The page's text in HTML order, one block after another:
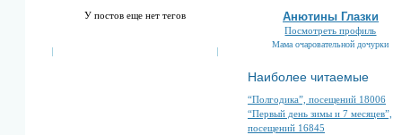
У постов еще нет тегов Анютины Глазки
Посмотреть профиль
Мама очаровательной дочурки
Наиболее читаемые
“Полгодика”, посещений 18006
“Первый день зимы и 7 месяцев”,
посещений 16845